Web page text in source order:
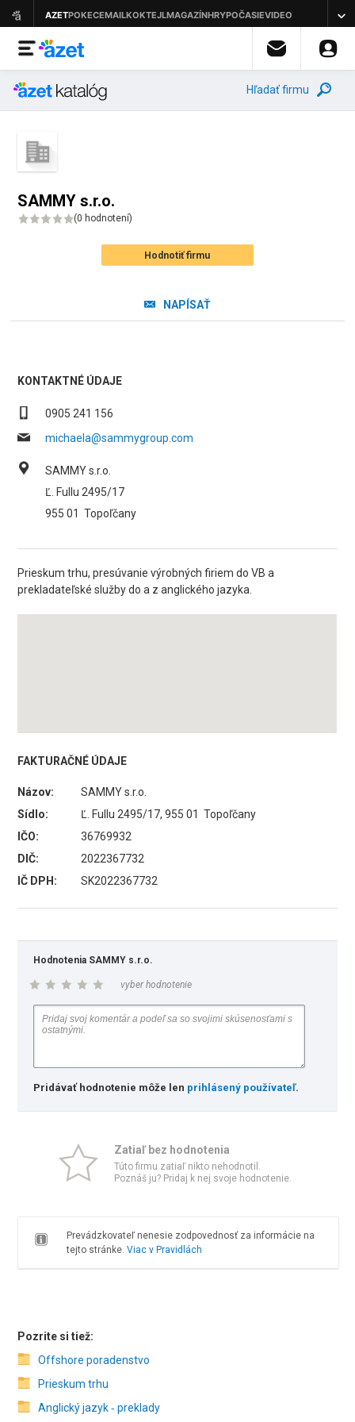
Hľadať firmu
SAMMY s.r.o.
(0 hodnotení)
Hodnotiť firmu
NAPÍSAŤ
KONTAKTNÉ ÚDAJE
0905 241 156
michaela@sammygroup.com
SAMMY s.r.o.
Ľ. Fullu 2495/17
955 01 Topoľčany
Prieskum trhu, presúvanie výrobných firiem do VB a
prekladateľské služby do a z anglického jazyka.
FAKTURAČNÉ ÚDAJE
Názov:
SAMMY s.r.o.
Sídlo:
Ľ. Fullu 2495/17, 955 01 Topoľčany
IČO:
36769932
DIČ:
2022367732
IČ DPH:
SK2022367732
Hodnotenia SAMMY s.r.o.
vyber hodnotenie
Pridávať hodnotenie môže len prihlásený používateľ.
Zatiaľ bez hodnotenia
Túto firmu zatiaľ nikto nehodnotil.
Poznáš ju? Pridaj k nej svoje hodnotenie.
Prevádzkovateľ nenesie zodpovednosť za informácie na
tejto stránke. Viac v Pravidlách
Pozrite si tiež:
Offshore poradenstvo
Prieskum trhu
Anglický jazyk ‑ preklady